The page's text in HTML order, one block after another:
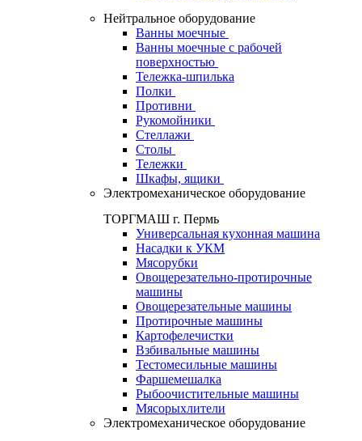
Нейтральное оборудование
Ванны моечные
Ванны моечные с рабочей
поверхностью
Тележка-шпилька
Полки
Противни
Рукомойники
Стеллажи
Столы
Тележки
Шкафы, ящики
Электромеханическое оборудование
ТОРГМАШ г. Пермь
Универсальная кухонная машина
Насадки к УКМ
Мясорубки
Овощерезательно-протирочные
машины
Овощерезательные машины
Протирочные машины
Картофелечистки
Взбивальные машины
Тестомесильные машины
Фаршемешалка
Рыбоочистительные машины
Мясорыхлители
Электромеханическое оборудование